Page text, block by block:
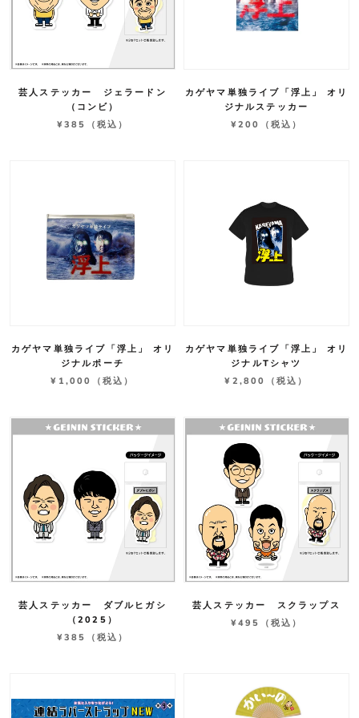
芸人ステッカー ジェラードン
（コンビ）
¥385
（税込）
カゲヤマ単独ライブ「浮上」 オリ
ジナルステッカー
¥200
（税込）
カゲヤマ単独ライブ「浮上」 オリ
ジナルポーチ
¥1,000
（税込）
カゲヤマ単独ライブ「浮上」 オリ
ジナルTシャツ
¥2,800
（税込）
芸人ステッカー ダブルヒガシ
（2025）
¥385
（税込）
芸人ステッカー スクラップス
¥495
（税込）